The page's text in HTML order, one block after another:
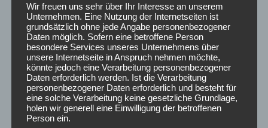
Wir freuen uns sehr über Ihr Interesse an unserem
Unternehmen. Eine Nutzung der Internetseiten ist
grundsätzlich ohne jede Angabe personenbezogener
Daten möglich. Sofern eine betroffene Person
besondere Services unseres Unternehmens über
unsere Internetseite in Anspruch nehmen möchte,
könnte jedoch eine Verarbeitung personenbezogener
Daten erforderlich werden. Ist die Verarbeitung
personenbezogener Daten erforderlich und besteht für
eine solche Verarbeitung keine gesetzliche Grundlage,
holen wir generell eine Einwilligung der betroffenen
Person ein.